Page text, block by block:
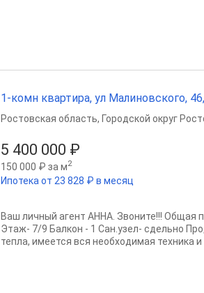
1-комн квартира, ул Малиновского,
5 400 000 ₽
150 000 ₽ за м2
Ипотека от 23 828 ₽ в месяц
Ростовская область, Городской округ
Ваш личный агент АННА. Звоните!!! Общая
Этаж- 7/9 Балкон - 1 Сан.узел- сдельно
тепла, имеется вся необходимая техника и